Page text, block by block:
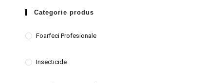
Categorie produs
Foarfeci Profesionale
Insecticide